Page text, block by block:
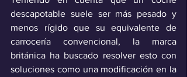
descapotable suele ser más pesado y
menos rígido que su equivalente de
carrocería convencional, la marca
británica ha buscado resolver esto con
soluciones como una modificación en la